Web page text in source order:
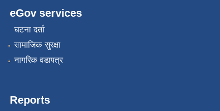
eGov services
घटना दर्ता
सामाजिक सुरक्षा
नागरिक वडापत्र
Reports